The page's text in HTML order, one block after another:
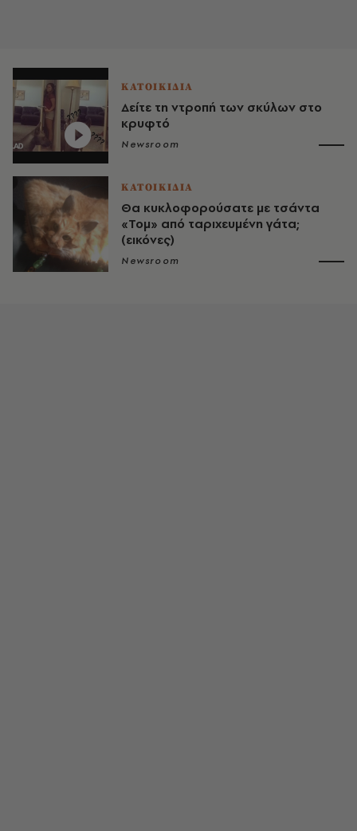
ΚΑΤΟΙΚΙΔΙΑ
Δείτε τη ντροπή των σκύλων στο
κρυφτό
Newsroom
ΚΑΤΟΙΚΙΔΙΑ
Θα κυκλοφορούσατε με τσάντα
«Τομ» από ταριχευμένη γάτα;
(εικόνες)
Newsroom